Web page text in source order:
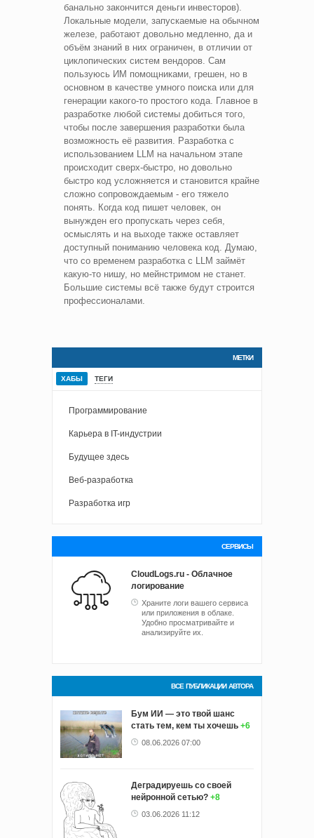
банально закончится деньги инвесторов).
Локальные модели, запускаемые на обычном
железе, работают довольно медленно, да и
объём знаний в них ограничен, в отличии от
циклопических систем вендоров. Сам
пользуюсь ИМ помощниками, грешен, но в
основном в качестве умного поиска или для
генерации какого-то простого кода. Главное в
разработке любой системы добиться того,
чтобы после завершения разработки была
возможность её развития. Разработка с
использованием LLM на начальном этапе
происходит сверх-быстро, но довольно
быстро код усложняется и становится крайне
сложно сопровождаемым - его тяжело
понять. Когда код пишет человек, он
вынужден его пропускать через себя,
осмыслять и на выходе также оставляет
доступный пониманию человека код. Думаю,
что со временем разработка с LLM займёт
какую-то нишу, но мейнстримом не станет.
Большие системы всё также будут строится
профессионалами.
МЕТКИ
ХАБЫ ТЕГИ
Программирование
Карьера в IT-индустрии
Будущее здесь
Веб-разработка
Разработка игр
СЕРВИСЫ
CloudLogs.ru - Облачное
логирование
Храните логи вашего сервиса
или приложения в облаке.
Удобно просматривайте и
анализируйте их.
ВСЕ ПУБЛИКАЦИИ АВТОРА
Бум ИИ — это твой шанс
стать тем, кем ты хочешь +6
08.06.2026 07:00
Деградируешь со своей
нейронной сетью? +8
03.06.2026 11:12